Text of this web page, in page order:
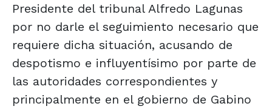
Presidente del tribunal Alfredo Lagunas
por no darle el seguimiento necesario que
requiere dicha situación, acusando de
despotismo e influyentísimo por parte de
las autoridades correspondientes y
principalmente en el gobierno de Gabino